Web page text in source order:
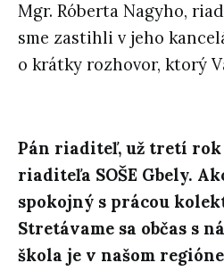
Mgr. Róberta Nagyho,
sme zastihli v jeho
o krátky rozhovor, ktorý
Pán riaditeľ, už tretí
riaditeľa SOŠE Gbely.
spokojný s prácou
Stretávame sa občas s
škola je v našom